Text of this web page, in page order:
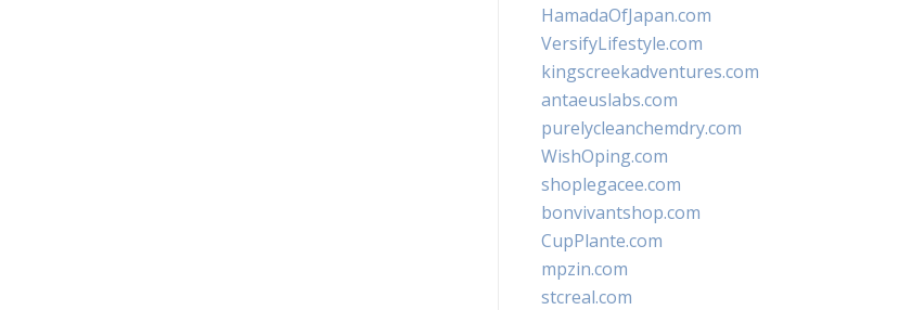
HamadaOfJapan.com
VersifyLifestyle.com
kingscreekadventures.com
antaeuslabs.com
purelycleanchemdry.com
WishOping.com
shoplegacee.com
bonvivantshop.com
CupPlante.com
mpzin.com
stcreal.com